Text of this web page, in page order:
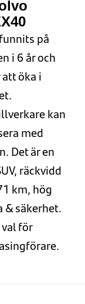
unnits på
i 6 åroch
öka i
kan
med
. Det är en
räckvidd
km, hög
& säkerhet.
för